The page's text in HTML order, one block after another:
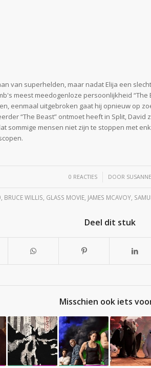
van superhelden, maar nadat Elija een
meest meedogenloze persoonlijkheid “The
eenmaal uitgebroken gaat hij opnieuw op
“The Beast” ontmoet heeft in Split,
sommige mensen niet zijn te stoppen met
0 REACTIES
/ DOOR SUSANNE
BRUCE WILLIS GLASS MOVIE, JAMES MCAVOY,
Deel dit stuk
Misschien ook iets